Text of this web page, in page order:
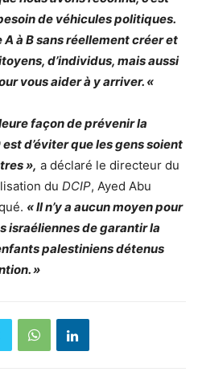
de véhicules politiques.
A à B sans réellement créer et
d’individus, mais aussi
vous aider à y arriver. «
façon de prévenir la
d’éviter que les gens soient
», a déclaré le directeur du
du DCIP, Ayed Abu
« Il n’y a aucun moyen pour
israéliennes de garantir la
palestiniens détenus
»